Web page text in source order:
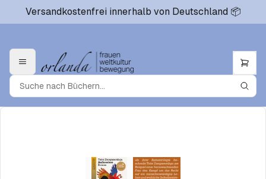
Versandkostenfrei innerhalb von Deutschland 📦